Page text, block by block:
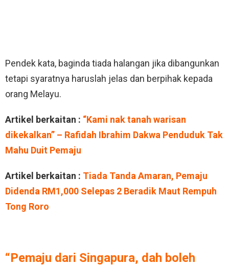
Pendek kata, baginda tiada halangan jika dibangunkan
tetapi syaratnya haruslah jelas dan berpihak kepada
orang Melayu.
Artikel berkaitan : “Kami nak tanah warisan
dikekalkan” – Rafidah Ibrahim Dakwa Penduduk Tak
Mahu Duit Pemaju
Artikel berkaitan : Tiada Tanda Amaran, Pemaju
Didenda RM1,000 Selepas 2 Beradik Maut Rempuh
Tong Roro
“Pemaju dari Singapura, dah boleh